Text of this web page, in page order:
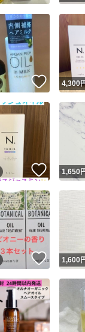
Yahoo!フ
安心取引
安心
取引実績
取引
他フ
スピード
※このバッ
スピ
商
いいね！
4,300
いいね！
1,650
いいね！
1,600